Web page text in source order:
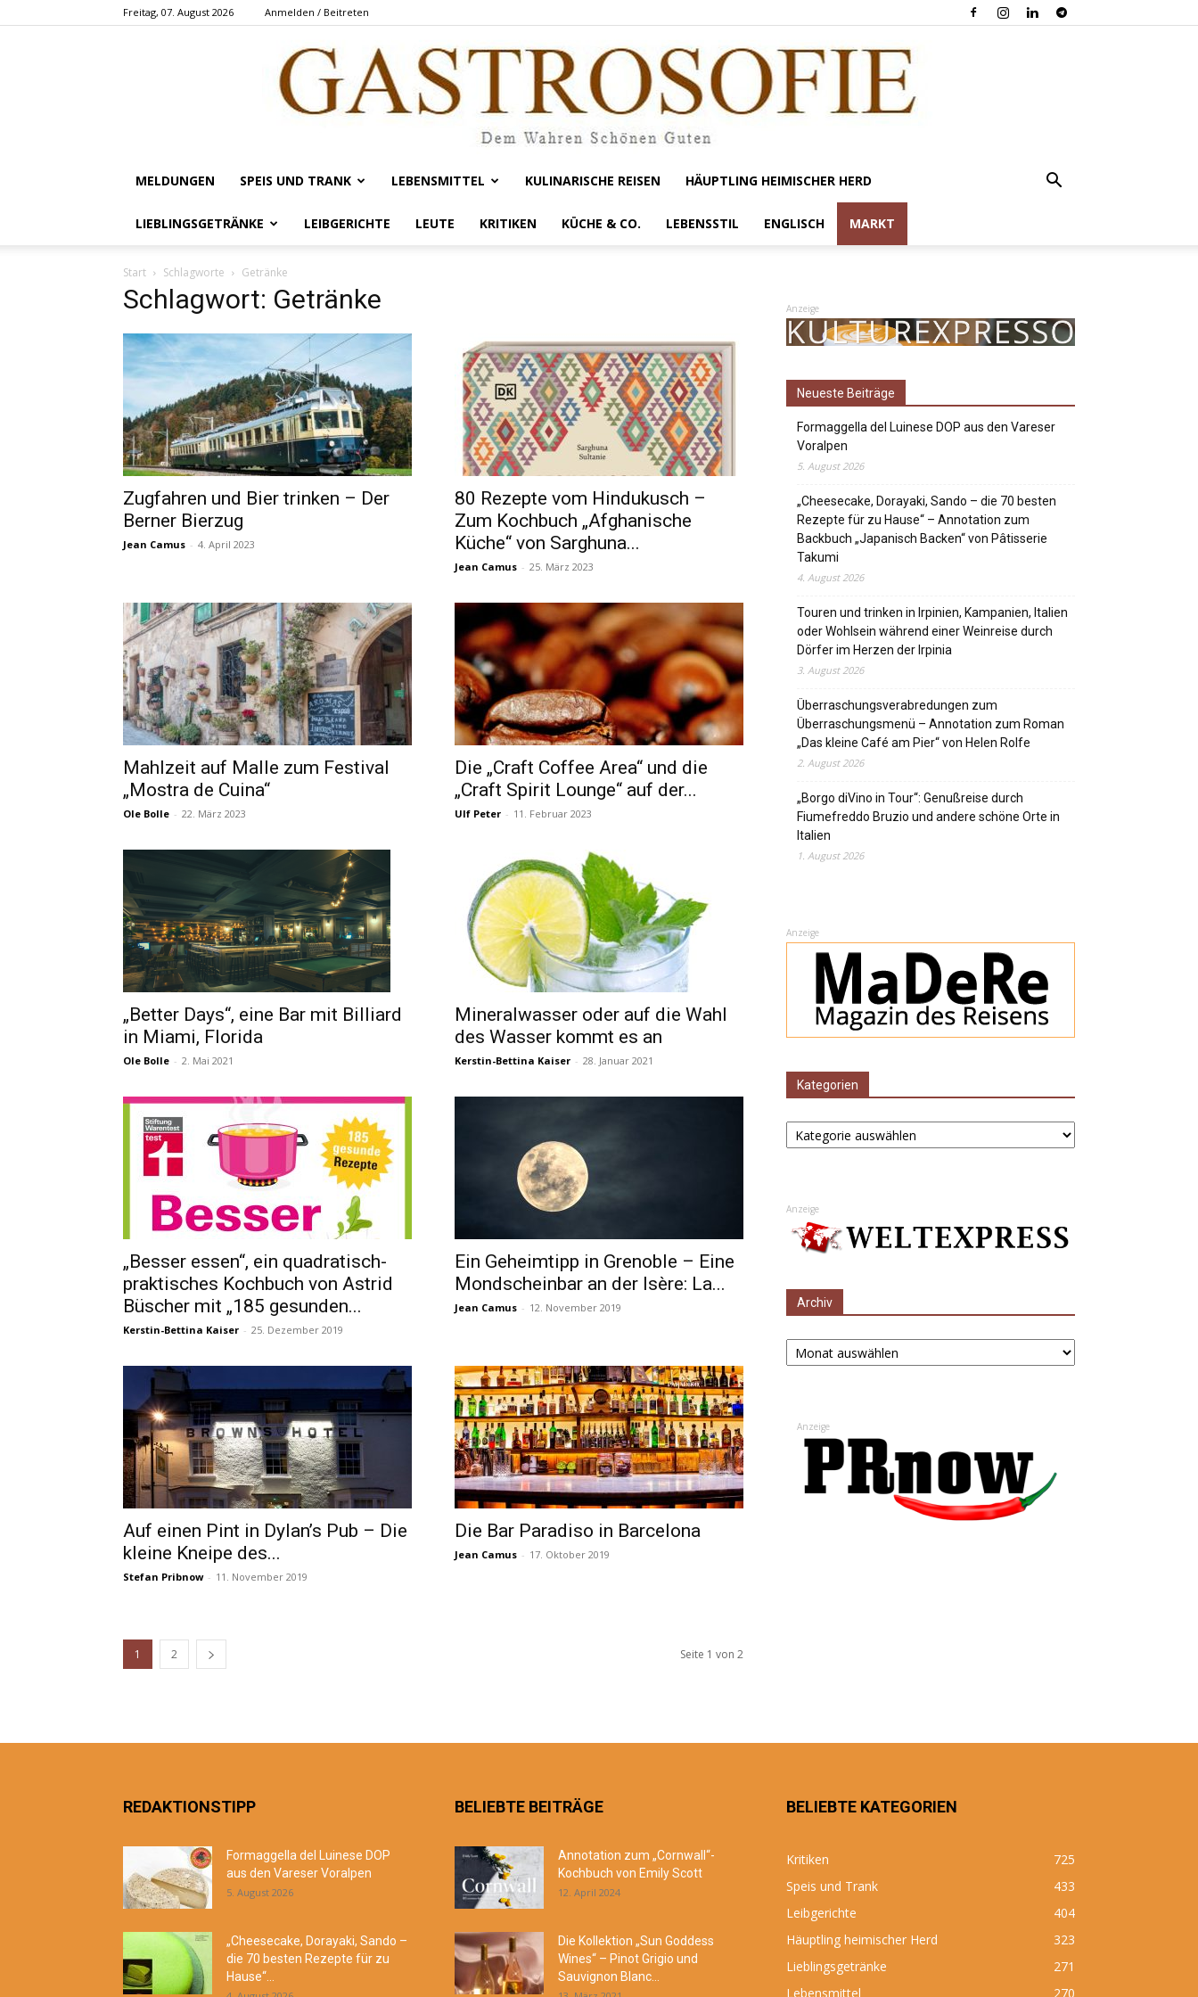
Freitag, 07. August 2026 Anmelden / Beitreten
Gastrosofie
MELDUNGEN SPEIS UND TRANK LEBENSMITTEL KULINARISCHE REISEN HÄUPTLING HEIMISCHER HERD
LIEBLINGSGETRÄNKE LEIBGERICHTE LEUTE KRITIKEN KÜCHE & CO. LEBENSSTIL ENGLISCH MARKT
Start Schlagworte Getränke
Schlagwort: Getränke
Zugfahren und Bier trinken – Der
Berner Bierzug
Jean Camus - 4. April 2023
80 Rezepte vom Hindukusch –
Zum Kochbuch „Afghanische
Küche“ von Sarghuna...
Jean Camus - 25. März 2023
Mahlzeit auf Malle zum Festival
„Mostra de Cuina“
Ole Bolle - 22. März 2023
Die „Craft Coffee Area“ und die
„Craft Spirit Lounge“ auf der...
Ulf Peter - 11. Februar 2023
„Better Days“, eine Bar mit Billiard
in Miami, Florida
Ole Bolle - 2. Mai 2021
Mineralwasser oder auf die Wahl
des Wasser kommt es an
Kerstin-Bettina Kaiser - 28. Januar 2021
„Besser essen“, ein quadratisch-
praktisches Kochbuch von Astrid
Büscher mit „185 gesunden...
Kerstin-Bettina Kaiser - 25. Dezember 2019
Ein Geheimtipp in Grenoble – Eine
Mondscheinbar an der Isère: La...
Jean Camus - 12. November 2019
Auf einen Pint in Dylan’s Pub – Die
kleine Kneipe des...
Stefan Pribnow - 11. November 2019
Die Bar Paradiso in Barcelona
Jean Camus - 17. Oktober 2019
1 2 Seite 1 von 2
Anzeige
Neueste Beiträge
Formaggella del Luinese DOP aus den Vareser
Voralpen
5. August 2026
„Cheesecake, Dorayaki, Sando – die 70 besten
Rezepte für zu Hause“ – Annotation zum
Backbuch „Japanisch Backen“ von Pâtisserie
Takumi
4. August 2026
Touren und trinken in Irpinien, Kampanien, Italien
oder Wohlsein während einer Weinreise durch
Dörfer im Herzen der Irpinia
3. August 2026
Überraschungsverabredungen zum
Überraschungsmenü – Annotation zum Roman
„Das kleine Café am Pier“ von Helen Rolfe
2. August 2026
„Borgo diVino in Tour“: Genußreise durch
Fiumefreddo Bruzio und andere schöne Orte in
Italien
1. August 2026
Anzeige
Kategorien
Kategorien
Anzeige
Archiv
Archiv
Anzeige
REDAKTIONSTIPP
Formaggella del Luinese DOP
aus den Vareser Voralpen
5. August 2026
„Cheesecake, Dorayaki, Sando –
die 70 besten Rezepte für zu
Hause“...
BELIEBTE BEITRÄGE
Annotation zum „Cornwall“-
Kochbuch von Emily Scott
12. April 2024
Die Kollektion „Sun Goddess
Wines“ – Pinot Grigio und
Sauvignon Blanc...
BELIEBTE KATEGORIEN
Kritiken
725
Speis und Trank
433
Leibgerichte
404
Häuptling heimischer Herd
323
Lieblingsgetränke
271
Lebensmittel
270